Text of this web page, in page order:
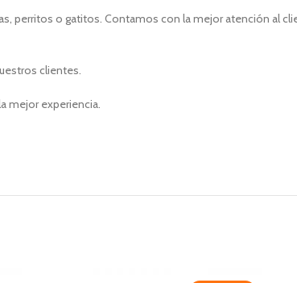
perritos o gatitos. Contamos con la mejor atención al
clientes.
mejor experiencia.